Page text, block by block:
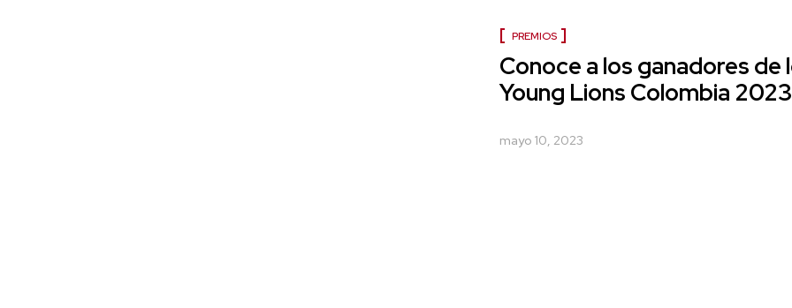
PREMIOS
Conoce a los ganadores de
Young Lions Colombia 2023
mayo 10, 2023